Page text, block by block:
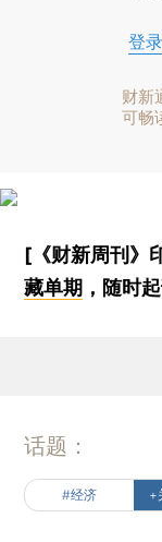
登录
财新
可畅
[《财新周刊》
藏单期 ，随时
话题：
#经济 +